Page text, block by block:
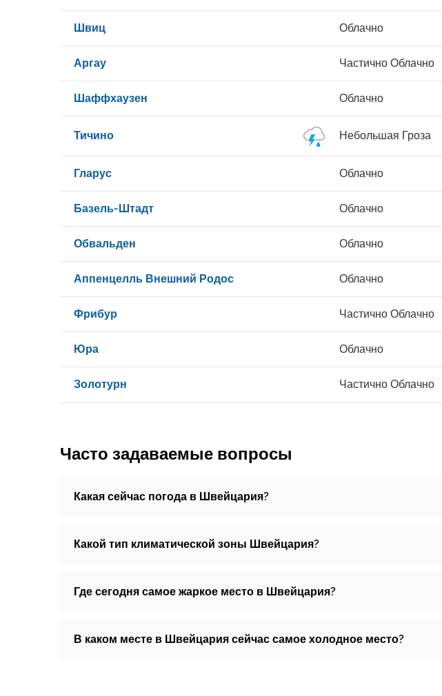
Швиц Облачно
Аргау Частично Облачно
Шаффхаузен Облачно
Тичино Небольшая Гроза
Гларус Облачно
Базель-Штадт Облачно
Обвальден Облачно
Аппенцелль Внешний Родос Облачно
Фрибур Частично Облачно
Юра Облачно
Золотурн Частично Облачно
Часто задаваемые вопросы
Какая сейчас погода в Швейцария?
Какой тип климатической зоны Швейцария?
Где сегодня самое жаркое место в Швейцария?
В каком месте в Швейцария сейчас самое холодное место?